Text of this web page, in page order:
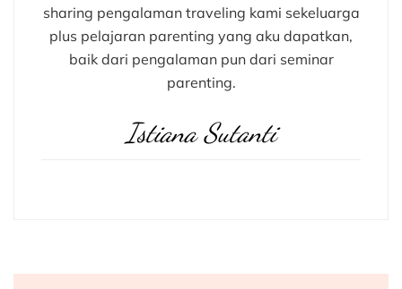
sharing pengalaman traveling kami sekeluarga
plus pelajaran parenting yang aku dapatkan,
baik dari pengalaman pun dari seminar
parenting.
Istiana Sutanti